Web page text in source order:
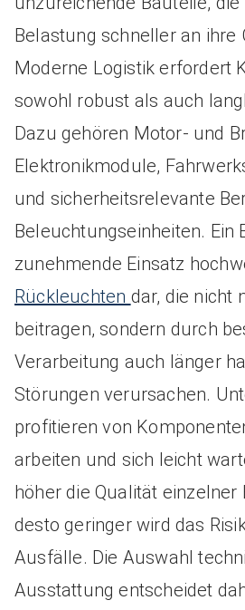
Belastung schneller an ihre
Moderne Logistik erfordert
sowohl robust als auch
Dazu gehören Motor- und
Elektronikmodule,
und sicherheitsrelevante
Beleuchtungseinheiten. Ein
zunehmende Einsatz
Rückleuchten dar, die nicht
beitragen, sondern durch
Verarbeitung auch länger
Störungen verursachen.
profitieren von
arbeiten und sich leicht
höher die Qualität einzelner
desto geringer wird das
Ausfälle. Die Auswahl
Ausstattung entscheidet